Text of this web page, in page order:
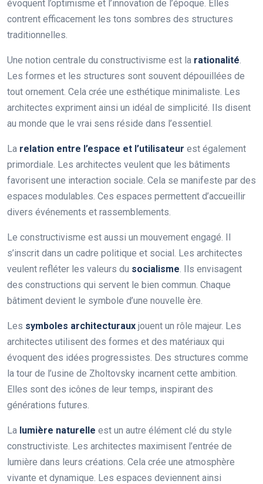
évoquent l’optimisme et l’innovation de l’époque. Elles
contrent efficacement les tons sombres des structures
traditionnelles.
Une notion centrale du constructivisme est la rationalité.
Les formes et les structures sont souvent dépouillées de
tout ornement. Cela crée une esthétique minimaliste. Les
architectes expriment ainsi un idéal de simplicité. Ils disent
au monde que le vrai sens réside dans l’essentiel.
La relation entre l’espace et l’utilisateur est également
primordiale. Les architectes veulent que les bâtiments
favorisent une interaction sociale. Cela se manifeste par des
espaces modulables. Ces espaces permettent d’accueillir
divers événements et rassemblements.
Le constructivisme est aussi un mouvement engagé. Il
s’inscrit dans un cadre politique et social. Les architectes
veulent refléter les valeurs du socialisme. Ils envisagent
des constructions qui servent le bien commun. Chaque
bâtiment devient le symbole d’une nouvelle ère.
Les symboles architecturaux jouent un rôle majeur. Les
architectes utilisent des formes et des matériaux qui
évoquent des idées progressistes. Des structures comme
la tour de l’usine de Zholtovsky incarnent cette ambition.
Elles sont des icônes de leur temps, inspirant des
générations futures.
La lumière naturelle est un autre élément clé du style
constructiviste. Les architectes maximisent l’entrée de
lumière dans leurs créations. Cela crée une atmosphère
vivante et dynamique. Les espaces deviennent ainsi